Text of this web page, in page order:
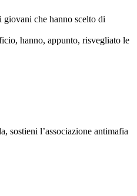
che hanno scelto di
hanno, appunto, risvegliato le
sostieni l’associazione antimafia